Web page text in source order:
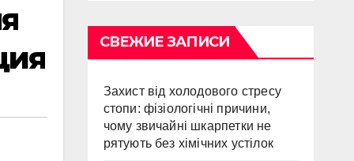
СВЕЖИЕ ЗАПИСИ
Захист від холодового стресу
стопи: фізіологічні причини,
чому звичайні шкарпетки не
рятують без хімічних устілок